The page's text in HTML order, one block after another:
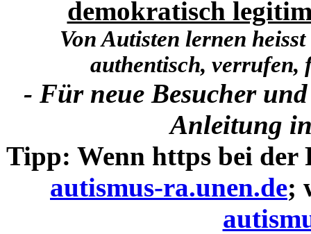
demokratisch
Von Autisten lernen
authentisch, verrufen,
- Für neue Besucher
Anleitung
Tipp: Wenn https bei der
autismus-ra.unen.de;